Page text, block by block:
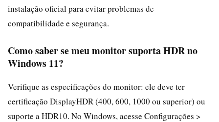
instalação oficial para evitar problemas de
compatibilidade e segurança.
Como saber se meu monitor suporta HDR no
Windows 11?
Verifique as especificações do monitor: ele deve ter
certificação DisplayHDR (400, 600, 1000 ou superior) ou
suporte a HDR10. No Windows, acesse Configurações >